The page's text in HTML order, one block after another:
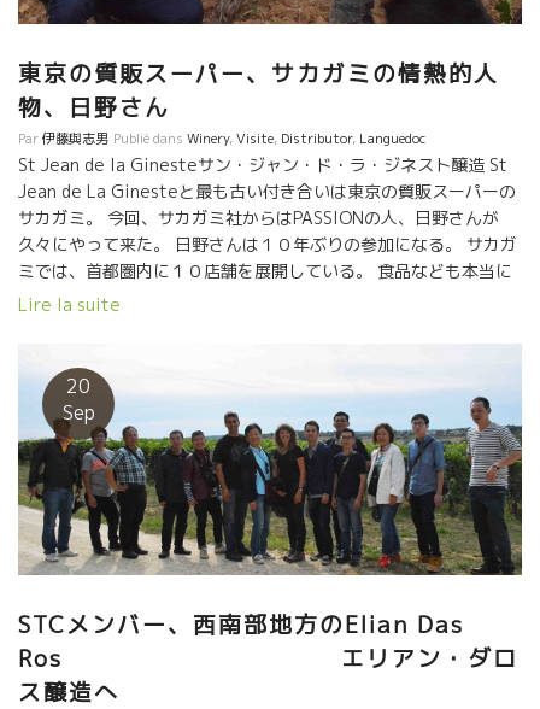
東京の質販スーパー、サカガミの情熱的人
物、日野さん
Par伊藤與志男 Publié dans Winery,Visite, Distributor, Languedoc
St Jean de la Ginesteサン・ジャン・ド・ラ・ジネスト醸造 St
Jean de La Ginesteと最も古い付き合いは東京の質販スーパーの
サカガミ。 今回、サカガミ社からはPASSIONの人、日野さんが
久々にやって来た。 日野さんは１０年ぶりの参加になる。 サカガ
ミでは、首都圏内に１０店舗を展開している。 食品なども本当に
美味しい本物商品を積極的に販売しているグレードの高い質販ス
術を備えている。 この日野さんが積極的に色んなプロモーション
をかけている。 今日ここコルビエールは炎天下ほぼ４０度近い。
プールがあるのを見た日野さんは今、店でも急上昇の人気となっ
ているロゼワインのプロモーション・ビデオを撮る。
St Jean de La Ginesteのカミーユも参加。 日
野さん、なかなかの役者でありプロデューサー、兼 、司会。
190ｃｍの身長の日野さんは、まさに俳優のようだ。 首都圏内に
お住みの皆さんへ サカガミ店には、トビッキリ美味しいワインが
美味しい食材と一緒に購入できますよ。 お店にPASSIONが溢れて
Lire la suite
20
Sep
STCメンバー、西南部地方のElian Das
Ros エリアン・ダロ
ス醸造へ